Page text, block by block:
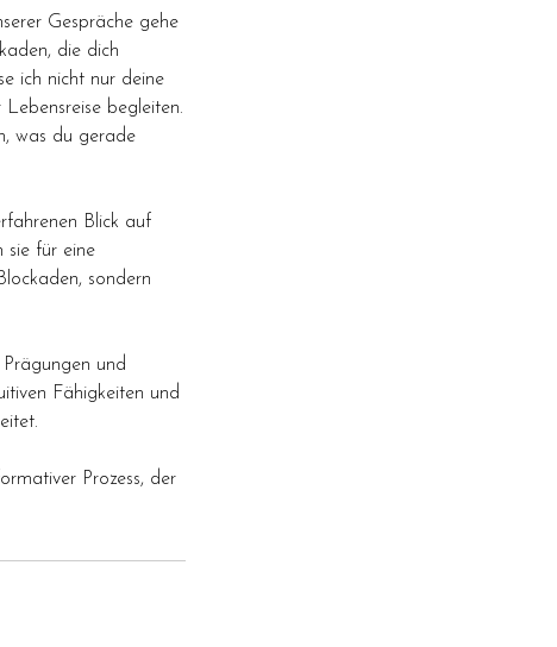
Gespräche gehe
die dich
ich nicht nur deine
begleiten.
was du gerade
Blick auf
sie für eine
sondern
und
Fähigkeiten und
Prozess, der